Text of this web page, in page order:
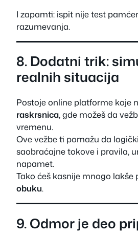
I zapamti: ispit nije test
razumevanja.
8. Dodatni trik:
realnih situacija
Postoje online platforme koje
raskrsnica, gde možeš da
vremenu.
Ove vežbe ti pomažu da
saobraćajne tokove i pravila,
napamet.
Tako ćeš kasnije mnogo lakše
obuku.
9. Odmor je deo